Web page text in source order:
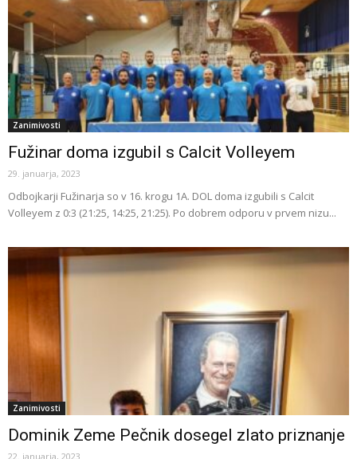
Zanimivosti
Fužinar doma izgubil s Calcit Volleyem
29. januarja, 2023
Odbojkarji Fužinarja so v 16. krogu 1A. DOL doma izgubili s Calcit
Volleyem z 0:3 (21:25, 14:25, 21:25). Po dobrem odporu v prvem nizu...
Zanimivosti
Dominik Zeme Pečnik dosegel zlato priznanje
22. januarja, 2023